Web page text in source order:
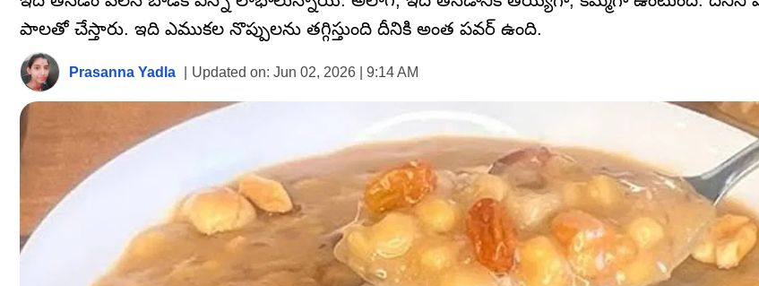
పాలతో చేస్తారు. ఇది ఎముకల నొప్పులను తగ్గిస్తుంది దీనికి అంత పవర్ ఉంది.
Prasanna Yadla Updated on: Jun 02, 2026 | 9:14 AM